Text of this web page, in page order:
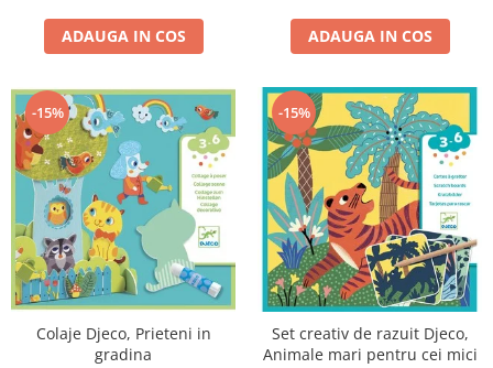
ADAUGA IN COS ADAUGA IN COS
-15%
Colaje Djeco, Prieteni in
gradina
-15%
Set creativ de razuit Djeco,
Animale mari pentru cei mici